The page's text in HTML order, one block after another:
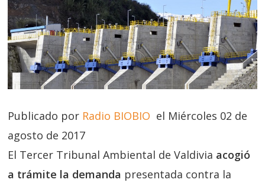
Publicado por Radio BIOBIO el Miércoles 02 de
agosto de 2017
El Tercer Tribunal Ambiental de Valdivia acogió
a trámite la demanda presentada contra la